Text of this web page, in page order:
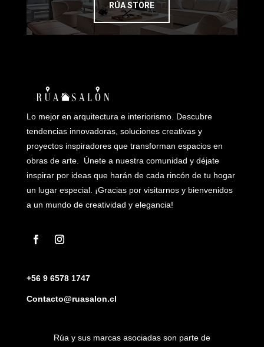
RÚA STORE
Lo mejor en arquitectura e interiorismo. Descubre
tendencias innovadoras, soluciones creativas y
proyectos inspiradores que transforman espacios en
obras de arte. Únete a nuestra comunidad y déjate
inspirar por ideas que harán de cada rincón de tu hogar
un lugar especial. ¡Gracias por visitarnos y bienvenidos
a un mundo de creatividad y elegancia!
+56 9 6578 1747
Contacto@ruasalon.cl
Rúa y sus marcas asociadas son parte de